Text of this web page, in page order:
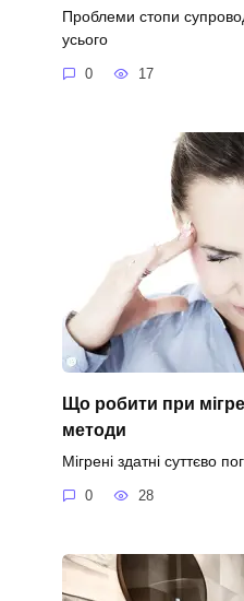
Проблеми стопи
усього
0 17
Що робити при
методи
Мігрені здатні суттєво
0 28